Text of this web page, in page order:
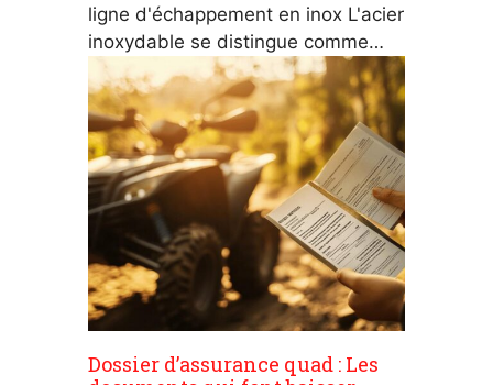
ligne d'échappement en inox L'acier
inoxydable se distingue comme…
Dossier d’assurance quad : Les